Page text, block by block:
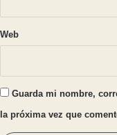
Web
Guarda mi nombre,
la próxima vez que